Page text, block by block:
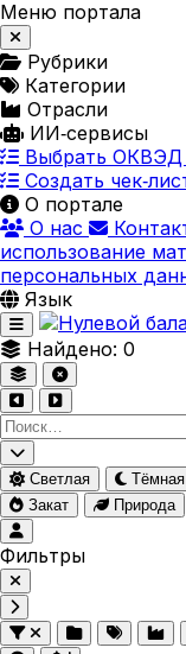
Меню портала
Рубрики
Категории
Отрасли
ИИ‑сервисы
Выбрать ОКВЭД
Создать
О портале
О нас
использование
персональных
Язык
Найдено: 0
Поиск по сайту
Светлая Тёмная
Закат
Природа
Фильтры